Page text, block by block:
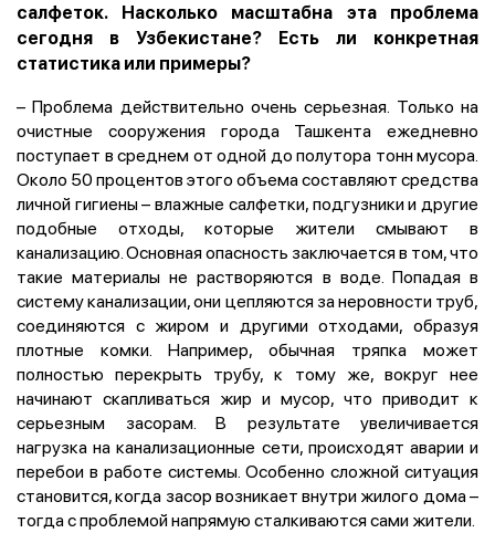
салфеток. Насколько масштабна эта проблема
сегодня в Узбекистане? Есть ли конкретная
статистика или примеры?
– Проблема действительно очень серьезная. Только на
очистные сооружения города Ташкента ежедневно
поступает в среднем от одной до полутора тонн мусора.
Около 50 процентов этого объема составляют средства
личной гигиены – влажные салфетки, подгузники и другие
подобные отходы, которые жители смывают в
канализацию. Основная опасность заключается в том, что
такие материалы не растворяются в воде. Попадая в
систему канализации, они цепляются за неровности труб,
соединяются с жиром и другими отходами, образуя
плотные комки. Например, обычная тряпка может
полностью перекрыть трубу, к тому же, вокруг нее
начинают скапливаться жир и мусор, что приводит к
серьезным засорам. В результате увеличивается
нагрузка на канализационные сети, происходят аварии и
перебои в работе системы. Особенно сложной ситуация
становится, когда засор возникает внутри жилого дома –
тогда с проблемой напрямую сталкиваются сами жители.